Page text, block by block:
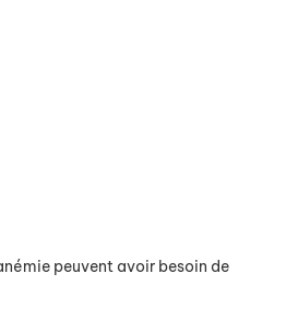
peuvent avoir besoin de